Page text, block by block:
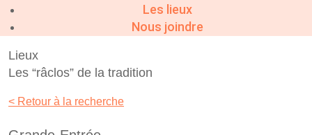
Les lieux
Nous joindre
Lieux
Les “râclos” de la tradition
< Retour à la recherche